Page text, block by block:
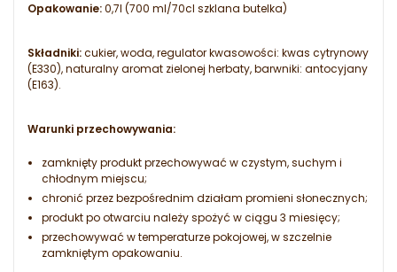
Opakowanie:0,7l (700 ml/70cl szklana butelka)
Składniki:cukier, woda, regulator kwasowości: kwas cytrynowy
(E330), naturalny aromat zielonej herbaty, barwniki: antocyjany
(E163).
Warunki przechowywania:
zamknięty produkt przechowywać w czystym, suchym i
chłodnym miejscu;
chronić przez bezpośrednim działam promieni słonecznych;
produkt po otwarciu należy spożyć w ciągu 3 miesięcy;
przechowywać w temperaturze pokojowej, w szczelnie
zamkniętym opakowaniu.